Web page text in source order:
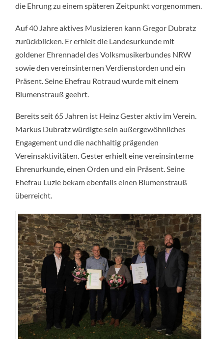
die Ehrung zu einem späteren Zeitpunkt vorgenommen.
Auf 40 Jahre aktives Musizieren kann Gregor Dubratz
zurückblicken. Er erhielt die Landesurkunde mit
goldener Ehrennadel des Volksmusikerbundes NRW
sowie den vereinsinternen Verdienstorden und ein
Präsent. Seine Ehefrau Rotraud wurde mit einem
Blumenstrauß geehrt.
Bereits seit 65 Jahren ist Heinz Gester aktiv im Verein.
Markus Dubratz würdigte sein außergewöhnliches
Engagement und die nachhaltig prägenden
Vereinsaktivitäten. Gester erhielt eine vereinsinterne
Ehrenurkunde, einen Orden und ein Präsent. Seine
Ehefrau Luzie bekam ebenfalls einen Blumenstrauß
überreicht.